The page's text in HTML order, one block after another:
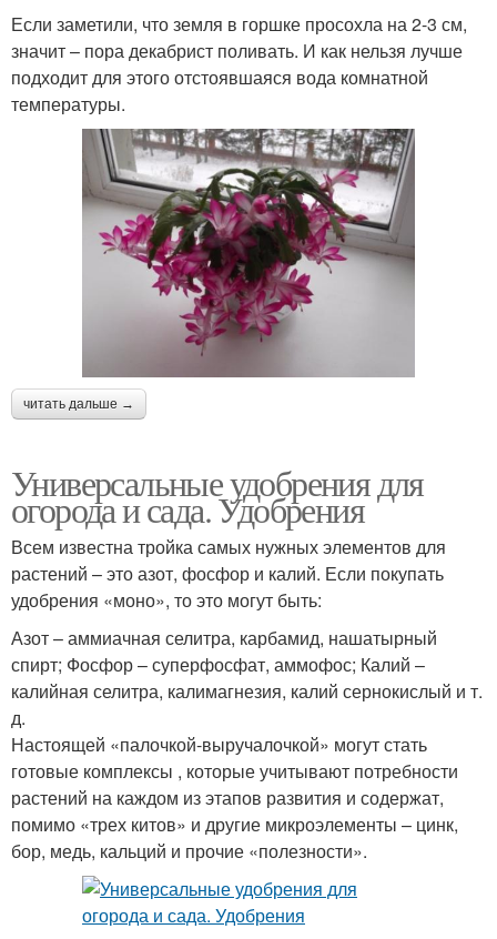
Если заметили, что земля в горшке просохла на 2-3 см,
значит – пора декабрист поливать. И как нельзя лучше
подходит для этого отстоявшаяся вода комнатной
температуры.
читать дальше →
Универсальные удобрения для
огорода и сада. Удобрения
Всем известна тройка самых нужных элементов для
растений – это азот, фосфор и калий. Если покупать
удобрения «моно», то это могут быть:
Азот – аммиачная селитра, карбамид, нашатырный
спирт; Фосфор – суперфосфат, аммофос; Калий –
калийная селитра, калимагнезия, калий сернокислый и т.
д.
Настоящей «палочкой-выручалочкой» могут стать
готовые комплексы , которые учитывают потребности
растений на каждом из этапов развития и содержат,
помимо «трех китов» и другие микроэлементы – цинк,
бор, медь, кальций и прочие «полезности».